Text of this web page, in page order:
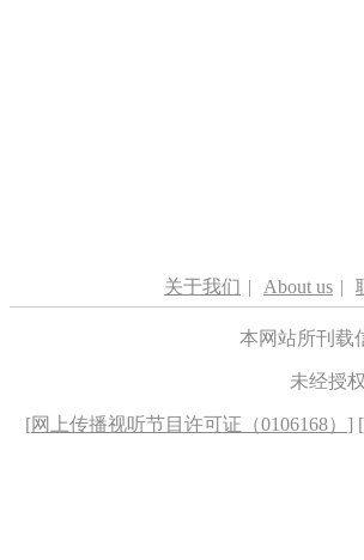
关于我们 | About us |
本网站所刊载
未经授
[网上传播视听节目许可证（0106168） ] [